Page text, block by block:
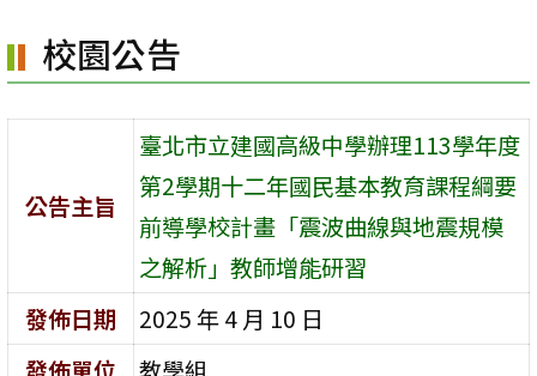
校園公告
公告主旨
臺北市立建國高級中學辦理113學年度
第2學期十二年國民基本教育課程綱要
前導學校計畫「震波曲線與地震規模
之解析」教師增能研習
發佈日期
2025 年 4 月 10 日